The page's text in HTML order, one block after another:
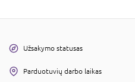
Užsakymo statusas
Parduotuvių darbo laikas